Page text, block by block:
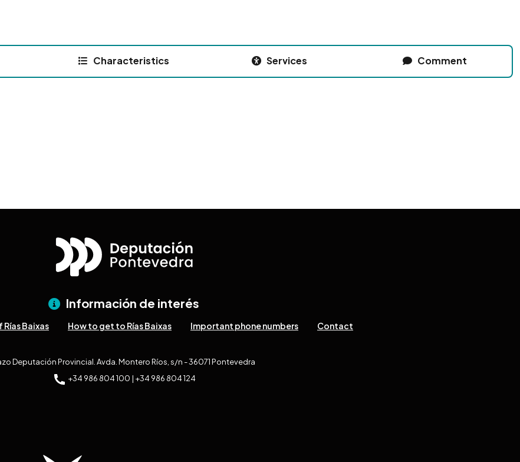
Characteristics Services Comment
Información de interés
Baixas How to get to Rías Baixas Important phone numbers Contact
Deputación Provincial. Avda. Montero Ríos, s/n - 36071 Pontevedra
+34 986 804 100 | +34 986 804 124